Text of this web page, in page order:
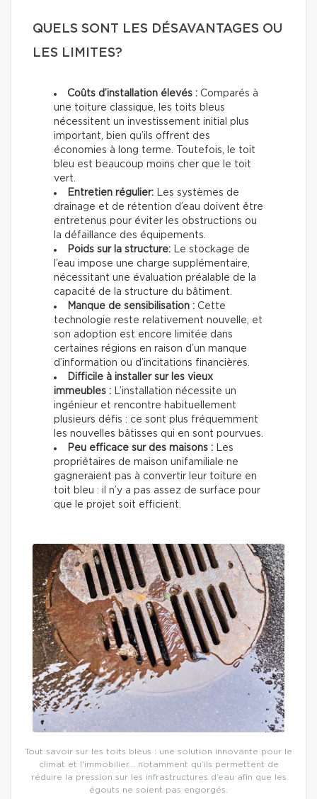
QUELS SONT LES DÉSAVANTAGES OU
LES LIMITES?
Coûts d’installation élevés : Comparés à
une toiture classique, les toits bleus
nécessitent un investissement initial plus
important, bien qu’ils offrent des
économies à long terme. Toutefois, le toit
bleu est beaucoup moins cher que le toit
vert.
Entretien régulier: Les systèmes de
drainage et de rétention d’eau doivent être
entretenus pour éviter les obstructions ou
la défaillance des équipements.
Poids sur la structure: Le stockage de
l’eau impose une charge supplémentaire,
nécessitant une évaluation préalable de la
capacité de la structure du bâtiment.
Manque de sensibilisation : Cette
technologie reste relativement nouvelle, et
son adoption est encore limitée dans
certaines régions en raison d’un manque
d’information ou d’incitations financières.
Difficile à installer sur les vieux
immeubles : L’installation nécessite un
ingénieur et rencontre habituellement
plusieurs défis : ce sont plus fréquemment
les nouvelles bâtisses qui en sont pourvues.
Peu efficace sur des maisons : Les
propriétaires de maison unifamiliale ne
gagneraient pas à convertir leur toiture en
toit bleu : il n’y a pas assez de surface pour
que le projet soit efficient.
Tout savoir sur les toits bleus : une solution innovante pour le
climat et l'immobilier… notamment qu’ils permettent de
réduire la pression sur les infrastructures d’eau afin que les
égouts ne soient pas engorgés.